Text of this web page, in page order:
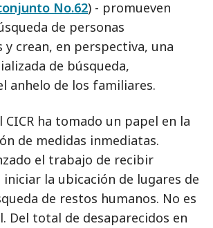
No.62) - promueven
de personas
y crean, en perspectiva, una
de búsqueda,
anhelo de los familiares.
ha tomado un papel en la
de medidas inmediatas.
el trabajo de recibir
la ubicación de lugares de
de restos humanos. No es
Del total de desaparecidos en